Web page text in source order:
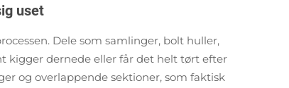
uset
Dele som samlinger, bolt huller,
kigger dernede eller får det helt tørt efter
og overlappende sektioner, som faktisk